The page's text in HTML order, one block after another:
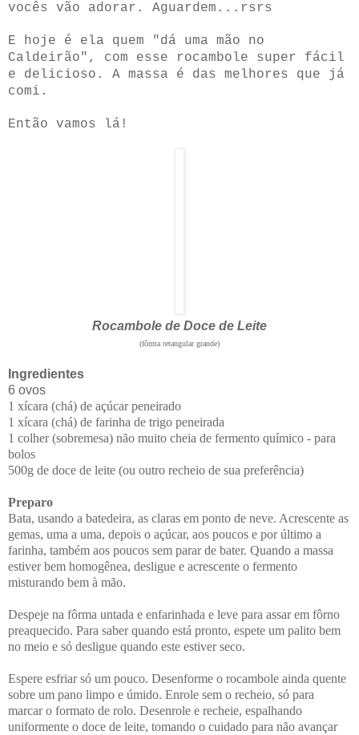
vocês vão adorar. Aguardem...rsrs
E hoje é ela quem "dá uma mão no
Caldeirão", com esse rocambole super fácil
e delicioso. A massa é das melhores que já
comi.
Então vamos lá!
Rocambole de Doce de Leite
(fôrma retangular grande)
Ingredientes
6 ovos
1 xícara (chá) de açúcar peneirado
1 xícara (chá) de farinha de trigo peneirada
1 colher (sobremesa) não muito cheia de fermento químico - para
bolos
500g de doce de leite (ou outro recheio de sua preferência)
Preparo
Bata, usando a batedeira, as claras em ponto de neve. Acrescente as
gemas, uma a uma, depois o açúcar, aos poucos e por último a
farinha, também aos poucos sem parar de bater. Quando a massa
estiver bem homogênea, desligue e acrescente o fermento
misturando bem à mão.
Despeje na fôrma untada e enfarinhada e leve para assar em fôrno
preaquecido. Para saber quando está pronto, espete um palito bem
no meio e só desligue quando este estiver seco.
Espere esfriar só um pouco. Desenforme o rocambole ainda quente
sobre um pano limpo e úmido. Enrole sem o recheio, só para
marcar o formato de rolo. Desenrole e recheie, espalhando
uniformente o doce de leite, tomando o cuidado para não avançar